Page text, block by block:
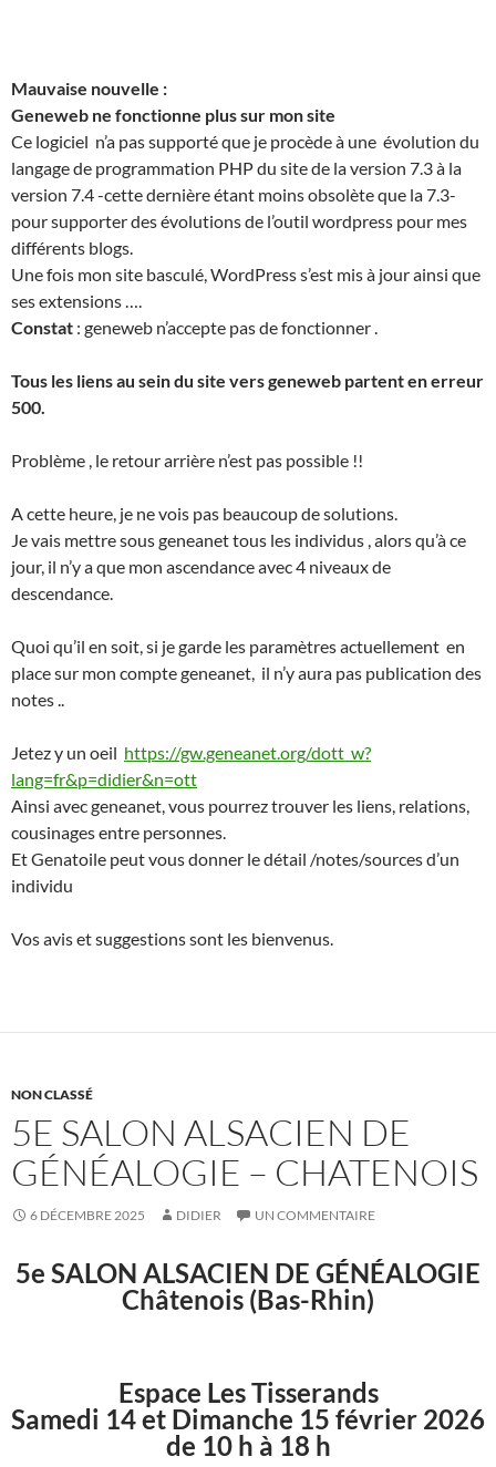
Mauvaise nouvelle :
Geneweb ne fonctionne plus sur mon site
Ce logiciel n’a pas supporté que je procède à une évolution du
langage de programmation PHP du site de la version 7.3 à la
version 7.4 -cette dernière étant moins obsolète que la 7.3-
pour supporter des évolutions de l’outil wordpress pour mes
différents blogs.
Une fois mon site basculé, WordPress s’est mis à jour ainsi que
ses extensions ….
Constat : geneweb n’accepte pas de fonctionner .
Tous les liens au sein du site vers geneweb partent en erreur
500.
Problème , le retour arrière n’est pas possible !!
A cette heure, je ne vois pas beaucoup de solutions.
Je vais mettre sous geneanet tous les individus , alors qu’à ce
jour, il n’y a que mon ascendance avec 4 niveaux de
descendance.
Quoi qu’il en soit, si je garde les paramètres actuellement en
place sur mon compte geneanet, il n’y aura pas publication des
notes ..
Jetez y un oeil https://gw.geneanet.org/dott_w?
lang=fr&p=didier&n=ott
Ainsi avec geneanet, vous pourrez trouver les liens, relations,
cousinages entre personnes.
Et Genatoile peut vous donner le détail /notes/sources d’un
individu
Vos avis et suggestions sont les bienvenus.
NON CLASSÉ
5E SALON ALSACIEN DE
GÉNÉALOGIE – CHATENOIS
6 DÉCEMBRE 2025 DIDIER UN COMMENTAIRE
5e SALON ALSACIEN DE GÉNÉALOGIE
Châtenois (Bas-Rhin)
Espace Les Tisserands
Samedi 14 et Dimanche 15 février 2026
de 10 h à 18 h